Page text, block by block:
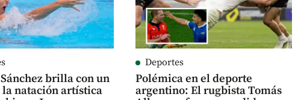
brilla con un
la natación artística
Deportes
Polémica en el deporte
argentino: El rugbista Tomás